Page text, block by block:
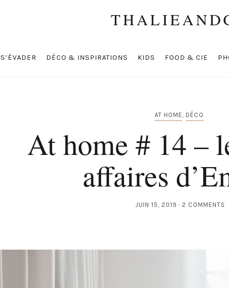
S’ÉVADER DÉCO & INSPIRATIONS KIDS FOOD & CIE
AT HOME DÉCO
At home # 14 –
affaires
JUIN 15, 2019 2 COMMENTS